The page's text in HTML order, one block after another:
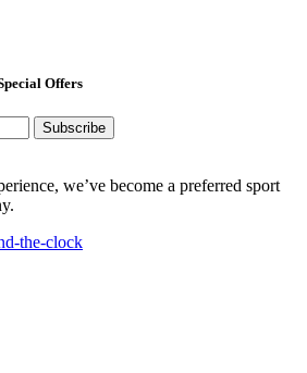
Offers
Subscribe
we’ve become a preferred sport
the-clock